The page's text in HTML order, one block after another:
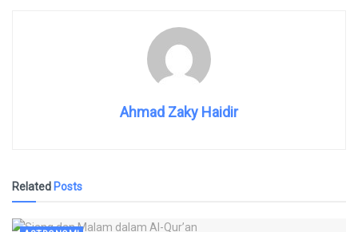
Ahmad Zaky Haidir
Related Posts